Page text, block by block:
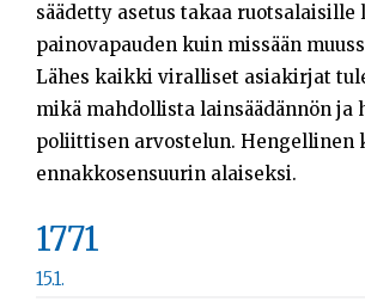
säädetty asetus takaa ruotsalaisille
painovapauden kuin missään
Lähes kaikki viralliset asiakirjat
mikä mahdollista lainsäädännön ja
poliittisen arvostelun. Hengellinen
ennakkosensuurin alaiseksi.
1771
15.1.